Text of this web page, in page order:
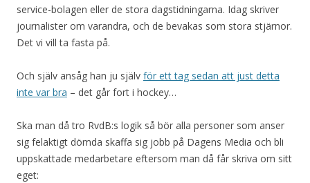
service-bolagen eller de stora dagstidningarna. Idag skriver
journalister om varandra, och de bevakas som stora stjärnor.
Det vi vill ta fasta på.
Och själv ansåg han ju själv för ett tag sedan att just detta
inte var bra – det går fort i hockey…
Ska man då tro RvdB:s logik så bör alla personer som anser
sig felaktigt dömda skaffa sig jobb på Dagens Media och bli
uppskattade medarbetare eftersom man då får skriva om sitt
eget: